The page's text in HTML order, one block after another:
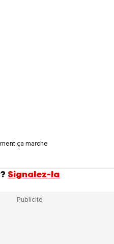
ça marche
Signalez-la